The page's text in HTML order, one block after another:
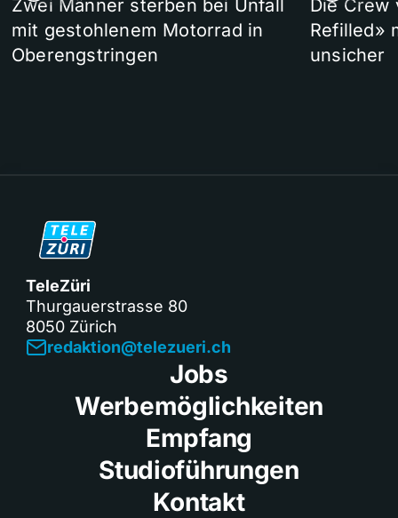
Zwei Männer sterben bei Unfall
mit gestohlenem Motorrad in
Oberengstringen
Die Crew
Refilled»
unsicher
TeleZüri
Thurgauerstrasse 80
8050 Zürich
redaktion@telezueri.ch
Jobs
Werbemöglichkeiten
Empfang
Studioführungen
Kontakt